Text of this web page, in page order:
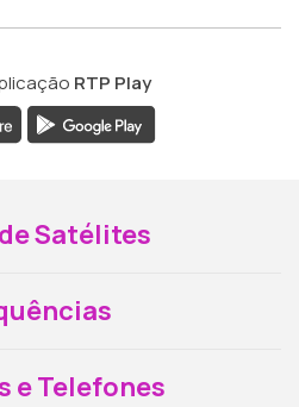
RTP Play
Satélites
e Telefones